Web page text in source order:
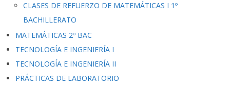
CLASES DE REFUERZO DE MATEMÁTICAS I 1º
BACHILLERATO
MATEMÁTICAS 2º BAC
TECNOLOGÍA E INGENIERÍA I
TECNOLOGÍA E INGENIERÍA II
PRÁCTICAS DE LABORATORIO